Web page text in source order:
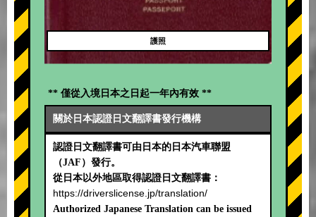
護照
** 僅從入境日本之日起一年內有效 **
關於日本認證日文翻譯書發行機構
認證日文翻譯書可由日本的日本汽車聯盟
（JAF）發行。
從日本以外地區取得認證日文翻譯書：
https://driverslicense.jp/translation/
Authorized Japanese Translation can be issued